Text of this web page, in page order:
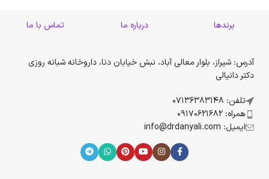
برندها درباره ما تماس با ما
آدرس: شیراز، بلوار معالی آباد، نبش خیابان دنا، داروخانه شبانه روزی
دکتر دانیالی
تلفن: 07136383148
همراه: 09170621682
ایمیل: info@drdanyali.com